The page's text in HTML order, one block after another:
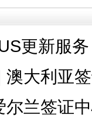
更新服务
澳大利亚
尔兰签证